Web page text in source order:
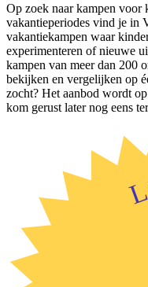
Op zoek naar kampen voor
vakantieperiodes vind je in
vakantiekampen waar
experimenteren of nieuwe
kampen van meer dan 200
bekijken en vergelijken op
zocht? Het aanbod wordt
kom gerust later nog eens